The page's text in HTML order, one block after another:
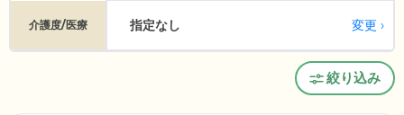
介護度/医療 指定なし 変更
絞り込み